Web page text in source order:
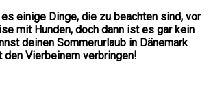
einige Dinge, die zu beachten sind, vor
mit Hunden, doch dann ist es gar kein
deinen Sommerurlaub in Dänemark
den Vierbeinern verbringen!